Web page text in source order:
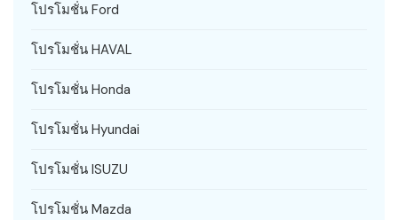
โปรโมชั่น Ford
โปรโมชั่น HAVAL
โปรโมชั่น Honda
โปรโมชั่น Hyundai
โปรโมชั่น ISUZU
โปรโมชั่น Mazda